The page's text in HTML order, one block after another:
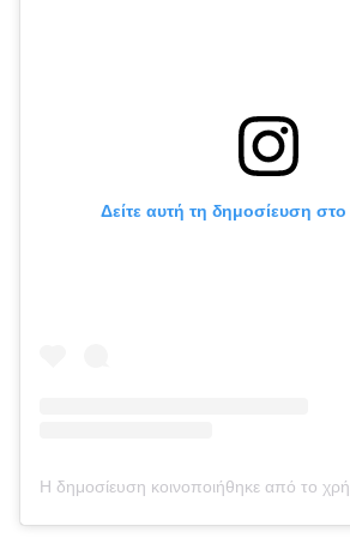
Δείτε αυτή τη δημοσίευση